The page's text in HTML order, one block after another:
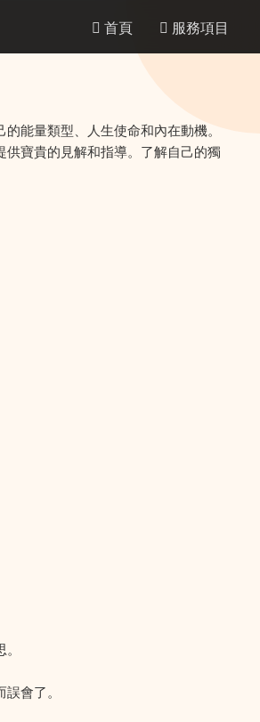
首頁 服務項目
能量類型、人生使命和內在動機。
寶貴的見解和指導。了解自己的獨
會了。